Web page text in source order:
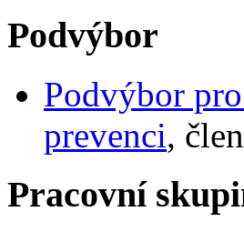
Podvýbor
Podvýbor
prevenci,
Pracovní